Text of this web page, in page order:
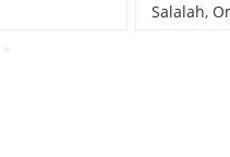
Salalah,